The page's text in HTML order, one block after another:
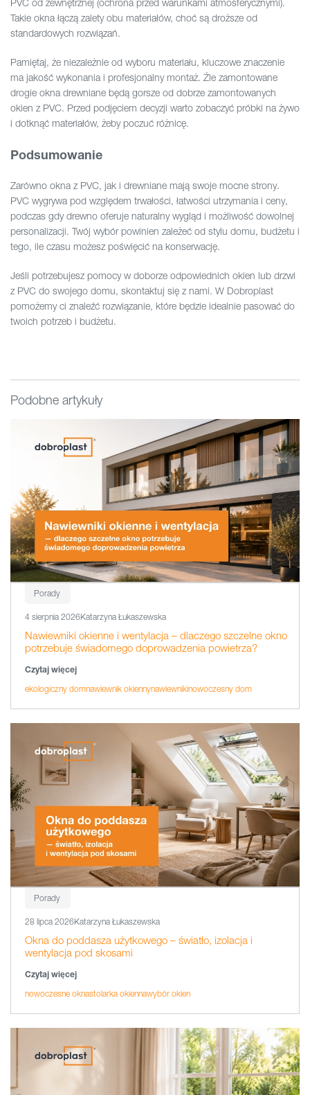
PVC od zewnętrznej (ochrona przed warunkami atmosferycznymi).
Takie okna łączą zalety obu materiałów, choć są droższe od
standardowych rozwiązań.
Pamiętaj, że niezależnie od wyboru materiału, kluczowe znaczenie
ma jakość wykonania i profesjonalny montaż. Źle zamontowane
drogie okna drewniane będą gorsze od dobrze zamontowanych
okien z PVC. Przed podjęciem decyzji warto zobaczyć próbki na żywo
i dotknąć materiałów, żeby poczuć różnicę.
Podsumowanie
Zarówno okna z PVC, jak i drewniane mają swoje mocne strony.
PVC wygrywa pod względem trwałości, łatwości utrzymania i ceny,
podczas gdy drewno oferuje naturalny wygląd i możliwość dowolnej
personalizacji. Twój wybór powinien zależeć od stylu domu, budżetu i
tego, ile czasu możesz poświęcić na konserwację.
Jeśli potrzebujesz pomocy w doborze odpowiednich okien lub drzwi
z PVC do swojego domu, skontaktuj się z nami. W Dobroplast
pomożemy ci znaleźć rozwiązanie, które będzie idealnie pasować do
twoich potrzeb i budżetu.
Podobne artykuły
Porady
4 sierpnia 2026Katarzyna Łukaszewska
Nawiewniki okienne i wentylacja – dlaczego szczelne okno
potrzebuje świadomego doprowadzenia powietrza?
Czytaj więcej
ekologiczny domnawiewnik okiennynawiewnikinowoczesny dom
Porady
28 lipca 2026Katarzyna Łukaszewska
Okna do poddasza użytkowego – światło, izolacja i
wentylacja pod skosami
Czytaj więcej
nowoczesne oknastolarka okiennawybór okien